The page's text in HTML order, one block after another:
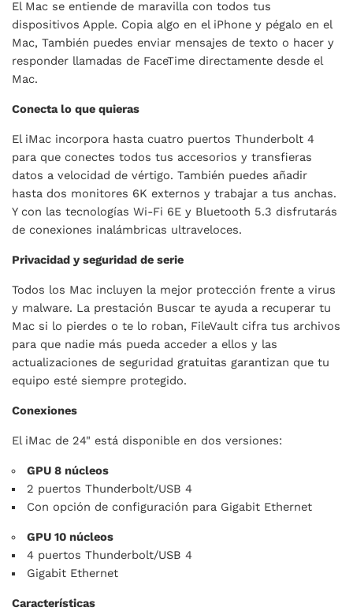
El Mac se entiende de maravilla con todos tus
dispositivos Apple. Copia algo en el iPhone y pégalo en el
Mac, También puedes enviar mensajes de texto o hacer y
responder llamadas de FaceTime directamente desde el
Mac.
Conecta lo que quieras
El iMac incorpora hasta cuatro puertos Thunderbolt 4
para que conectes todos tus accesorios y transfieras
datos a velocidad de vértigo. También puedes añadir
hasta dos monitores 6K externos y trabajar a tus anchas.
Y con las tecnologías Wi-Fi 6E y Bluetooth 5.3 disfrutarás
de conexiones inalámbricas ultraveloces.
Privacidad y seguridad de serie
Todos los Mac incluyen la mejor protección frente a virus
y malware. La prestación Buscar te ayuda a recuperar tu
Mac si lo pierdes o te lo roban, FileVault cifra tus archivos
para que nadie más pueda acceder a ellos y las
actualizaciones de seguridad gratuitas garantizan que tu
equipo esté siempre protegido.
Conexiones
El iMac de 24" está disponible en dos versiones:
GPU 8 núcleos
2 puertos Thunderbolt/USB 4
Con opción de configuración para Gigabit Ethernet
GPU 10 núcleos
4 puertos Thunderbolt/USB 4
Gigabit Ethernet
Características